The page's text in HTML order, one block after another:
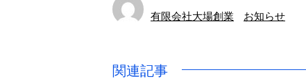
有限会社大場創業 お知らせ
関連記事